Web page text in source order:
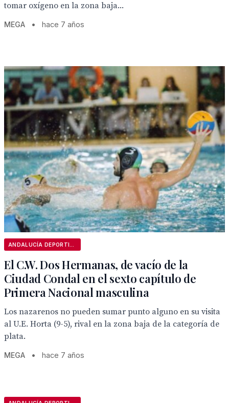
tomar oxígeno en la zona baja...
MEGA • hace 7 años
El C.W. Dos Hermanas, de vacío de la
Ciudad Condal en el sexto capítulo de
Primera Nacional masculina
Los nazarenos no pueden sumar punto alguno en su visita
al U.E. Horta (9-5), rival en la zona baja de la categoría de
plata.
MEGA • hace 7 años